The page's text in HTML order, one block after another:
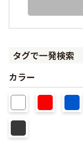
タグで一発検索
カラー